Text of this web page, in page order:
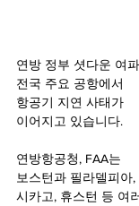
연방 정부 셧다운 여
전국 주요 공항에서
항공기 지연 사태가
이어지고 있습니다.
연방항공청, FAA는
보스턴과 필라델피아,
시카고, 휴스턴 등 여